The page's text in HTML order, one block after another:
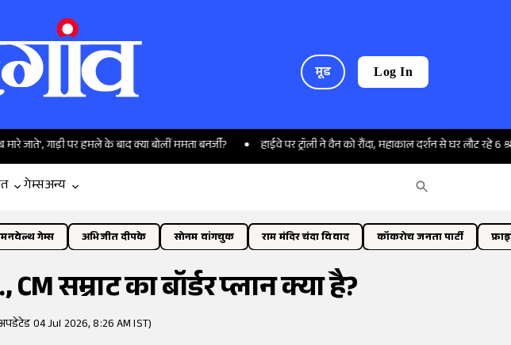
मूड Log In
पर हमले के बाद क्या बोलीं ममता बनर्जी? हाईवे पर ट्रॉली ने वैन को रौंदा, महाकाल दर्शन से घर लौट रहे 6 श्रद्धालुओं की
गेम्सअन्य
गेम्स अभिजीत दीपके सोनम वांगचुक राम मंदिर चंदा विवाद कॉकरोच जनता पार्टी
सम्राट का बॉर्डर प्लान क्या है?
04 Jul 2026, 8:26 AM IST)